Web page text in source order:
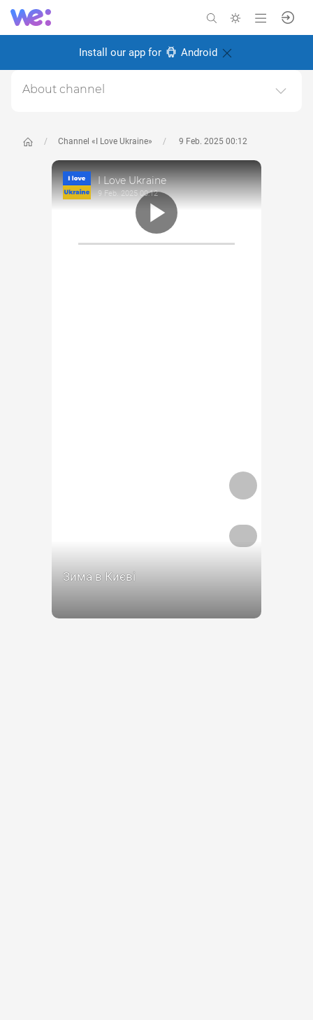
Install our app for Android
Channel «I Love Ukraine» 9 Feb. 2025 00:12
I Love Ukraine
9 Feb. 2025 00:12
Зима в Києві
About channel
Україну.
Created: 2 November 2024
Responsible:Miro Baida